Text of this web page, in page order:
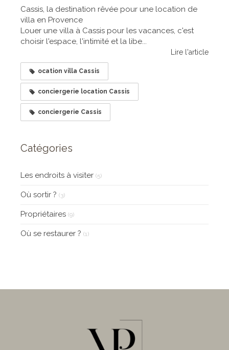
Cassis, la destination rêvée pour une location de
villa en Provence
Louer une villa à Cassis pour les vacances, c'est
choisir l'espace, l'intimité et la libe...
Lire l'article
ocation villa Cassis
conciergerie location Cassis
conciergerie Cassis
Catégories
Les endroits à visiter (5)
Où sortir ? (3)
Propriétaires (9)
Où se restaurer ? (1)